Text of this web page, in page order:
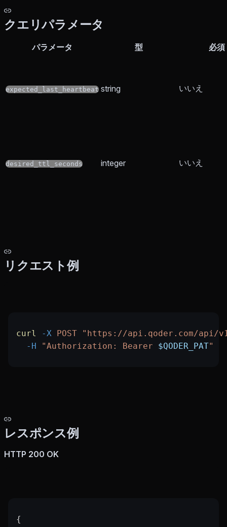
クエリパラメータ
パラメータ 型 必須
expected_last_heartbeat string いいえ
desired_ttl_seconds integer いいえ
リクエスト例
curl -X POST "https://api.qoder.com/api/v1/
  -H
"Authorization: Bearer $QODER_PAT"
レスポンス例
HTTP 200 OK
{